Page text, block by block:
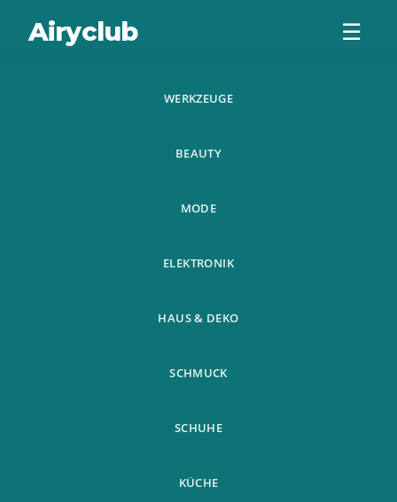
Airyclub ☰
WERKZEUGE
BEAUTY
MODE
ELEKTRONIK
HAUS & DEKO
SCHMUCK
SCHUHE
KÜCHE
Speaker Fashion
Mini Hoverboard